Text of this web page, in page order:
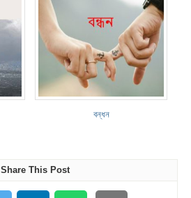
বন্ধন
Share This Post